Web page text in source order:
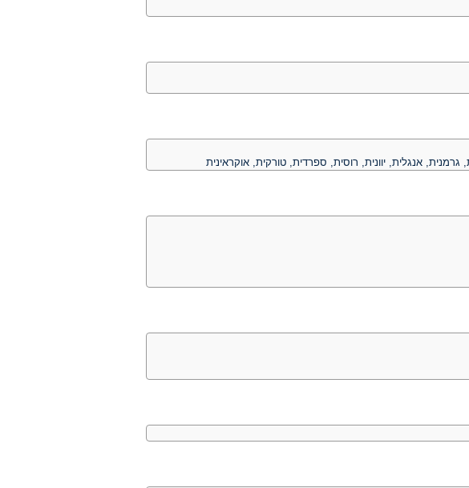
אנגלית, יוונית, רוסית, ספרדית, טורקית, אוקראינית